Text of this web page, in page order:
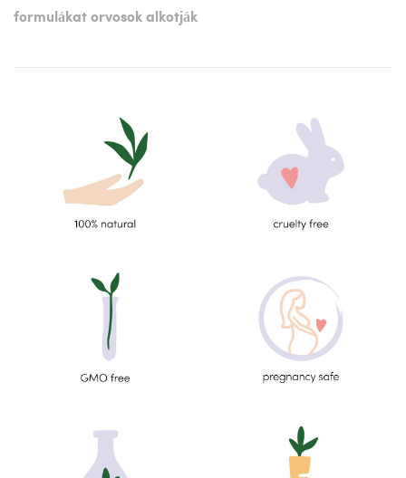
formulákat orvosok alkotják